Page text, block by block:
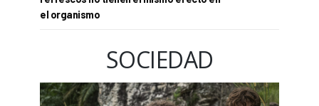
el organismo
SOCIEDAD